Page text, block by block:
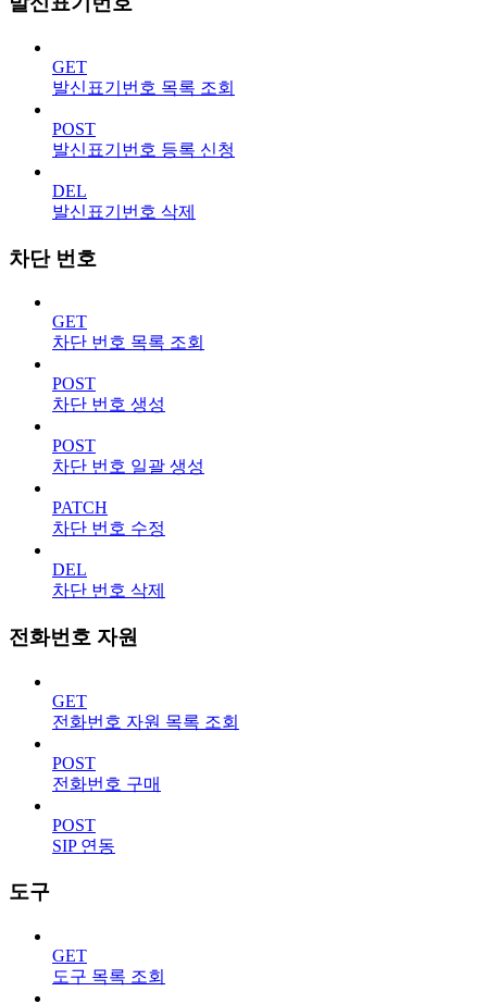
GET
발신표기번호 목록 조회
POST
발신표기번호 등록 신청
DEL
발신표기번호 삭제
차단 번호
GET
차단 번호 목록 조회
POST
차단 번호 생성
POST
차단 번호 일괄 생성
PATCH
차단 번호 수정
DEL
차단 번호 삭제
전화번호 자원
GET
전화번호 자원 목록 조회
POST
전화번호 구매
POST
SIP 연동
도구
GET
도구 목록 조회